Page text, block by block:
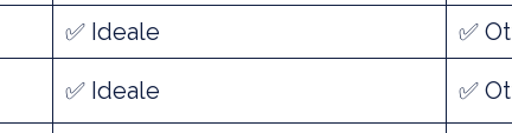
✅ Ideale ✅
✅ Ideale ✅